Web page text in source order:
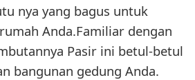
nya yang bagus untuk
Anda.Familiar dengan
Pasir ini betul-betul
bangunan gedung Anda.